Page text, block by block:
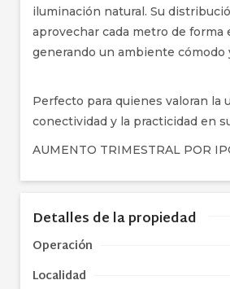
iluminación natural. Su
aprovechar cada metro de forma
generando un ambiente cómodo
Perfecto para quienes valoran la
conectividad y la practicidad en
AUMENTO TRIMESTRAL POR
Detalles de la propiedad
Operación
Localidad